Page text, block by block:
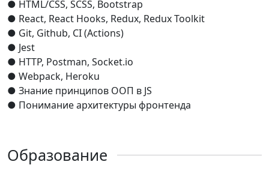
● HTML/CSS, SCSS, Bootstrap
● React, React Hooks, Redux, Redux Toolkit
● Git, Github, CI (Actions)
● Jest
● HTTP, Postman, Socket.io
● Webpack, Heroku
● Знание принципов ООП в JS
● Понимание архитектуры фронтенда
Образование